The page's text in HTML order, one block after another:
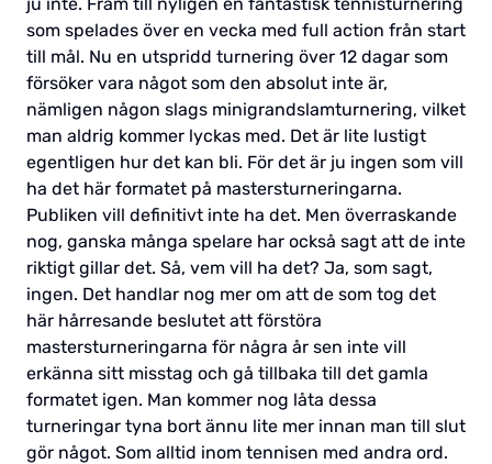
som spelades över en vecka med full action från start
till mål. Nu en utspridd turnering över 12 dagar som
försöker vara något som den absolut inte är,
nämligen någon slags minigrandslamturnering, vilket
man aldrig kommer lyckas med. Det är lite lustigt
egentligen hur det kan bli. För det är ju ingen som vill
ha det här formatet på mastersturneringarna.
Publiken vill definitivt inte ha det. Men överraskande
nog, ganska många spelare har också sagt att de inte
riktigt gillar det. Så, vem vill ha det? Ja, som sagt,
ingen. Det handlar nog mer om att de som tog det
här hårresande beslutet att förstöra
mastersturneringarna för några år sen inte vill
erkänna sitt misstag och gå tillbaka till det gamla
formatet igen. Man kommer nog låta dessa
turneringar tyna bort ännu lite mer innan man till slut
gör något. Som alltid inom tennisen med andra ord.